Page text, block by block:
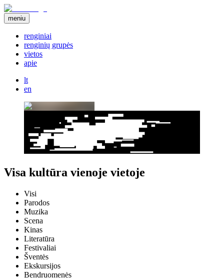
meniu
renginiai
renginių grupės
vietos
apie
lt
en
Visa kultūra vienoje vietoje
Visi
Parodos
Muzika
Scena
Kinas
Literatūra
Festivaliai
Šventės
Ekskursijos
Bendruomenės